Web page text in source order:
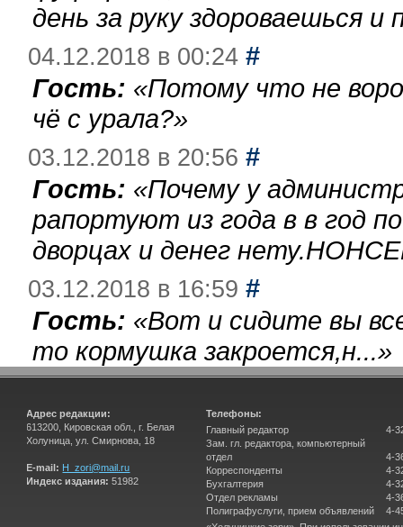
день за руку здороваешься
04.12.2018 в 00:24 #
Гость: «Потому что не
чё с урала?»
03.12.2018 в 20:56 #
Гость: «Почему у
рапортуют из года в в год
дворцах и денег
03.12.2018 в 16:59 #
Гость: «Вот и сидите вы
то кормушка закроется,н...»
Адрес редакции:
613200, Кировская обл., г. Белая
Холуница, ул. Смирнова, 18
E-mail: H_zori@mail.ru
Индекс издания: 51982
Телефоны:
Главный редактор
Зам. гл. редактора, компьютерный
отдел
Корреспонденты
Бухгалтерия
Отдел рекламы
Полиграфуслуги, прием объявлений
4-
4-
4-
4-
4-
4-